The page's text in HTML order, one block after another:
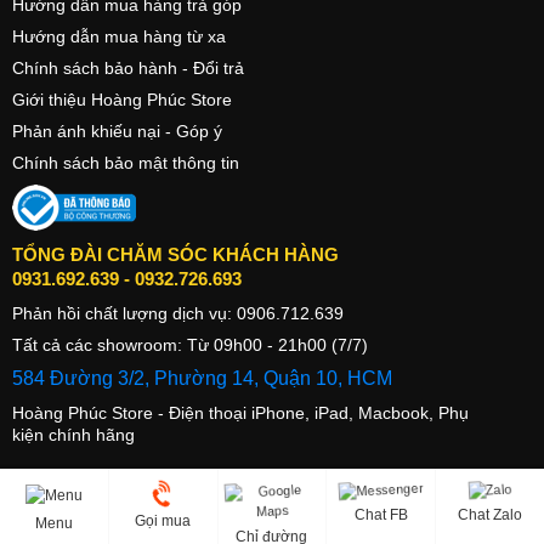
iPhone 12 và iPhone 12 Pro Max sử dụng chip A14 Bionic được
phát triển dựa trên tiến trình 5nm, bên trong là 11,8 ngàn tỷ bóng
bán dẫn, mạnh hơn 40% so với A13 trước đây. A14 Bionic được
trang bị 6 nhân CPU (2 nhân hiệu năng cao, 4 nhân tiết kiệm điện),
sử dụng kiến trúc mới và 4 nhân GPU cho các tác vụ xử lý đồ họa.
A14 còn có 15 nhân neural engine, gấp đôi so với A13 và có khả
năng thực hiện 11 ngàn tỷ phép tính mỗi giây. Với sức mạnh phần
cứng khủng khiếp như vậy, Apple nói đây là con chip mạnh nhất
trong thế giới smartphone, tối ưu cho khả năng chơi game chất
lượng console. Để demo khả năng xử lý, Apple còn giới thiệu cả
game Liên minh huyền thoại League of Legends: Wild Rift phiên
bản trên iOS.
Hướng dẫn mua hàng trả góp
Hướng dẫn mua hàng từ xa
Chính sách bảo hành - Đổi trả
Giới thiệu Hoàng Phúc Store
Phản ánh khiếu nại - Góp ý
Chính sách bảo mật thông tin
TỔNG ĐÀI CHĂM SÓC KHÁCH HÀNG
0931.692.639 - 0932.726.693
Phản hồi chất lượng dịch vụ: 0906.712.639
Tất cả các showroom: Từ 09h00 - 21h00 (7/7)
584 Đường 3/2, Phường 14, Quận 10, HCM
Hoàng Phúc Store - Điện thoại iPhone, iPad, Macbook, Phụ
kiện chính hãng
Menu
Gọi mua
Chỉ đường
Chat FB Chat Zalo